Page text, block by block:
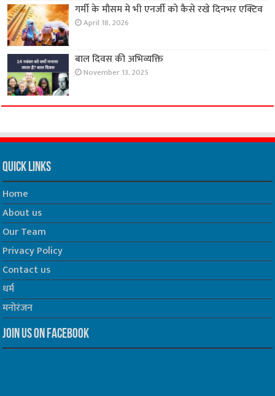
गर्मी के मौसम मे भी एनर्जी को कैसे रखे दिनभर एक्टिव
April 18, 2026
बाल दिवस की अभिव्यक्ति
November 13, 2025
Quick Links
Home
About us
Our Team
Privacy Policy
Contact us
धर्म
मनोरंजन
Join us on Facebook